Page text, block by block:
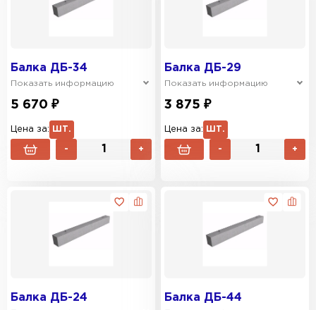
Балка ДБ-34
Показать информацию
5 670 ₽
Цена за: ШТ.
- +
Балка ДБ-29
Показать информацию
3 875 ₽
Цена за: ШТ.
- +
Балка ДБ-24 Балка ДБ-44